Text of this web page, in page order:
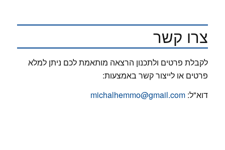
צרו קשר
לקבלת פרטים ולתכנון הרצאה מותאמת לכם ניתן למלא
פרטים או לייצור קשר באמצעות:
דוא"ל: michalhemmo@gmail.com